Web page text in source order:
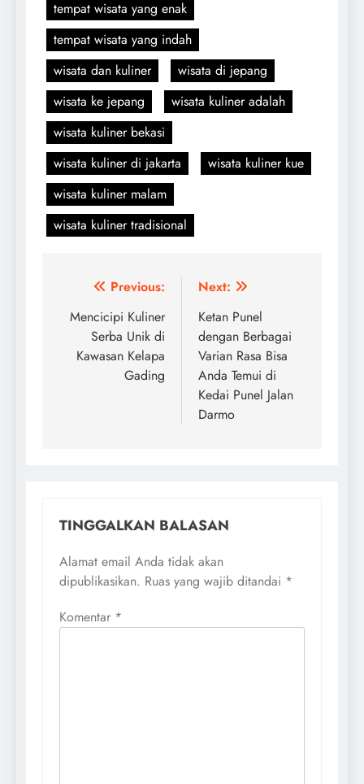
tempat wisata yang enak
tempat wisata yang indah
wisata dan kuliner
wisata di jepang
wisata ke jepang
wisata kuliner adalah
wisata kuliner bekasi
wisata kuliner di jakarta
wisata kuliner kue
wisata kuliner malam
wisata kuliner tradisional
Navigasi
pos
Previous:
Mencicipi Kuliner
Serba Unik di
Kawasan Kelapa
Gading
Next:
Ketan Punel
dengan Berbagai
Varian Rasa Bisa
Anda Temui di
Kedai Punel Jalan
Darmo
TINGGALKAN BALASAN
Alamat email Anda tidak akan
dipublikasikan. Ruas yang wajib ditandai *
Komentar *